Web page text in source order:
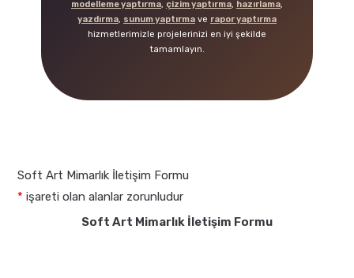
modelleme yaptırma, çizim yaptırma, hazırlama,
yazdırma, sunum yaptırma ve rapor yaptırma
hizmetlerimizle projelerinizi en iyi şekilde
tamamlayın.
Soft Art Mimarlık İletişim Formu
* işareti olan alanlar zorunludur
Soft Art Mimarlık İletişim Formu